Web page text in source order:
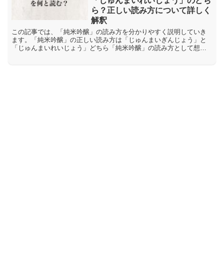
ら？正しい読み方について詳しく
解釈
この記事では、「純米吟醸」の読み方を分かりやすく説明していき
ます。「純米吟醸」の正しい読み方は「じゅんまいぎんじょう」と
「じゅんまいれいじょう」どちら「純米吟醸」の読み方として想定